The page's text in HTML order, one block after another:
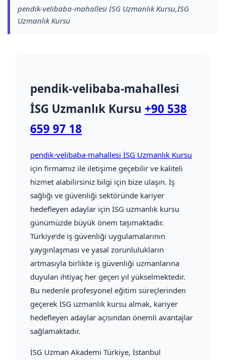
pendik-velibaba-mahallesi İSG Uzmanlık Kursu,İSG
Uzmanlık Kursu
pendik-velibaba-mahallesi
İSG Uzmanlık Kursu +90 538
659 97 18
pendik-velibaba-mahallesi İSG Uzmanlık Kursu
için firmamız ile iletişime geçebilir ve kaliteli
hizmet alabilirsiniz bilgi için bize ulaşın. İş
sağlığı ve güvenliği sektöründe kariyer
hedefleyen adaylar için İSG uzmanlık kursu
günümüzde büyük önem taşımaktadır.
Türkiye’de iş güvenliği uygulamalarının
yaygınlaşması ve yasal zorunlulukların
artmasıyla birlikte iş güvenliği uzmanlarına
duyulan ihtiyaç her geçen yıl yükselmektedir.
Bu nedenle profesyonel eğitim süreçlerinden
geçerek İSG uzmanlık kursu almak, kariyer
hedefleyen adaylar açısından önemli avantajlar
sağlamaktadır.
İSG Uzman Akademi Türkiye, İstanbul